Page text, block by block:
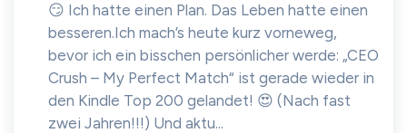
😏 Ich hatte einen Plan. Das Leben hatte einen
besseren.Ich mach’s heute kurz vorneweg,
bevor ich ein bisschen persönlicher werde: „CEO
Crush – My Perfect Match“ ist gerade wieder in
den Kindle Top 200 gelandet! 😍 (Nach fast
zwei Jahren!!!) Und aktu...